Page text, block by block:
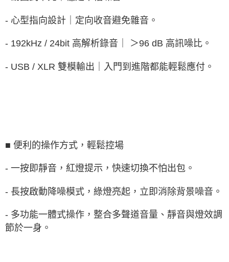
- 心型指向設計｜定向收音避免雜音。
- 192kHz / 24bit 高解析錄音｜ ＞96 dB 高訊噪比。
- USB / XLR 雙模輸出｜入門到進階都能輕鬆應付。
■ 便利的操作方式，輕鬆控場
- 一按即靜音，紅燈提示，快速切換不怕出包。
- 長按啟動降噪模式，綠燈亮起，立即消除背景噪音。
- 多功能一體式操作，整合多聲道音量、靜音與燈效調
節於一身。